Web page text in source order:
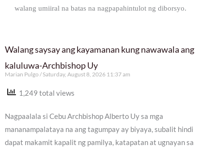
walang umiiral na batas na nagpapahintulot ng diborsyo.
Walang saysay ang kayamanan kung nawawala ang
kaluluwa-Archbishop Uy
Marian Pulgo Saturday, August 8, 2026 11:37 am
1,249 total views
Nagpaalala si Cebu Archbishop Alberto Uy sa mga
mananampalataya na ang tagumpay ay biyaya, subalit hindi
dapat makamit kapalit ng pamilya, katapatan at ugnayan sa